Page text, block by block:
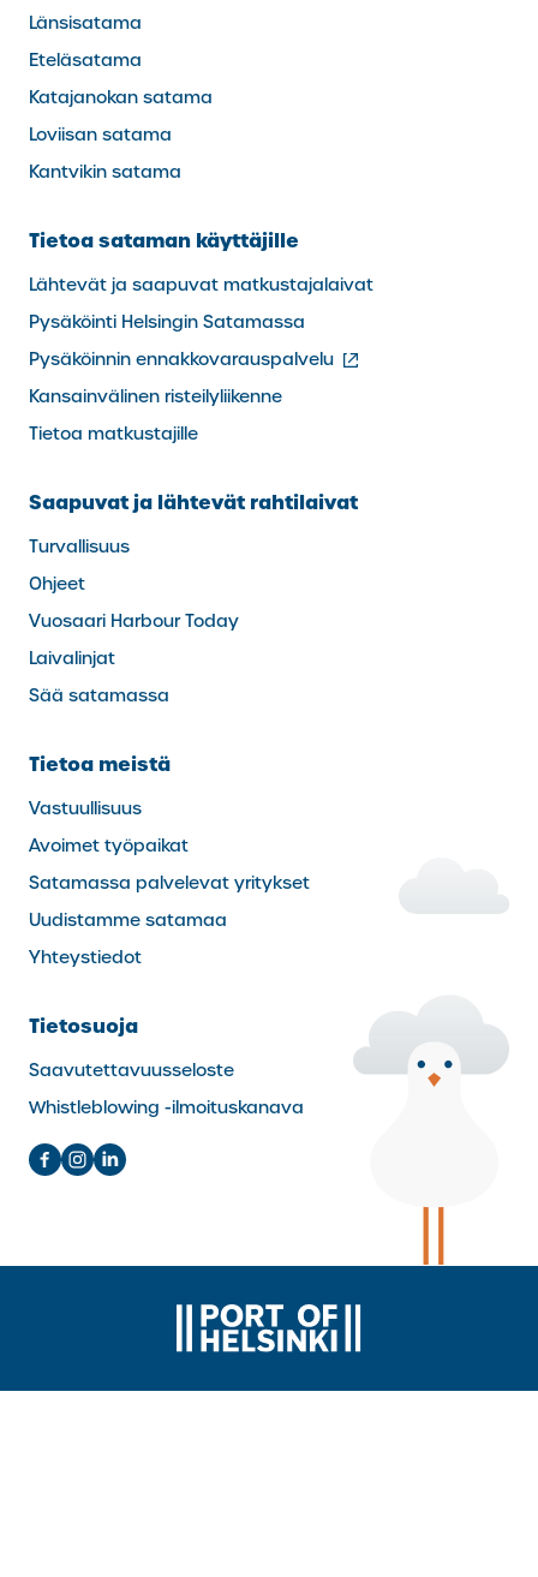
Länsisatama
Eteläsatama
Katajanokan satama
Loviisan satama
Kantvikin satama
Tietoa sataman käyttäjille
Lähtevät ja saapuvat matkustajalaivat
Pysäköinti Helsingin Satamassa
Pysäköinnin ennakkovarauspalvelu(ulkoinen
linkki)
Kansainvälinen risteilyliikenne
Tietoa matkustajille
Saapuvat ja lähtevät rahtilaivat
Turvallisuus
Ohjeet
Vuosaari Harbour Today
Laivalinjat
Sää satamassa
Tietoa meistä
Vastuullisuus
Avoimet työpaikat
Satamassa palvelevat yritykset
Uudistamme satamaa
Yhteystiedot
Tietosuoja
Saavutettavuusseloste
Whistleblowing -ilmoituskanava